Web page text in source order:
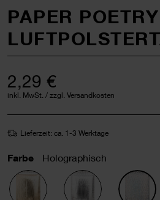
PAPER POETRY
2,29 €
inkl. MwSt. / zzgl. Versandkosten
Lieferzeit: ca. 1-3 Werktage
Farbe Holographisch